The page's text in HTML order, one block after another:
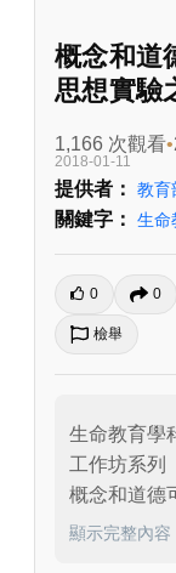
概念和道
思想實驗
1,166 次觀看
2018-01-11
提供者： 教育
關鍵字： 生命
0 0
檢舉
生命教育學
工作坊系列
概念和道德
旅---朱家安
顯示完整內容